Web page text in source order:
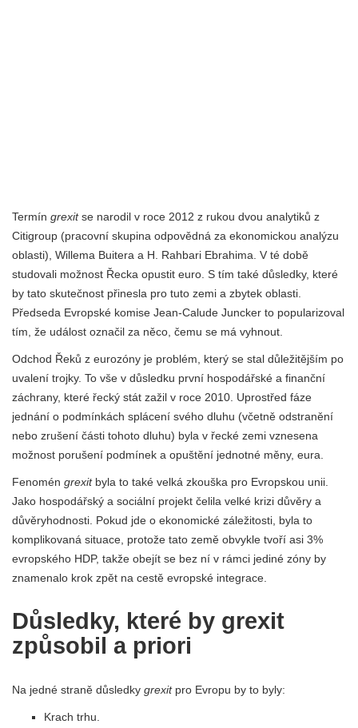
Termín grexitse narodil v roce 2012 z rukou dvou analytiků z
Citigroup (pracovní skupina odpovědná za ekonomickou analýzu
oblasti), Willema Buitera a H. Rahbari Ebrahima. V té době
studovali možnost Řecka opustit euro. S tím také důsledky, které
by tato skutečnost přinesla pro tuto zemi a zbytek oblasti.
Předseda Evropské komise Jean-Calude Juncker to popularizoval
tím, že událost označil za něco, čemu se má vyhnout.
Odchod Řeků z eurozóny je problém, který se stal důležitějším po
uvalení trojky. To vše v důsledku první hospodářské a finanční
záchrany, které řecký stát zažil v roce 2010. Uprostřed fáze
jednání o podmínkách splácení svého dluhu (včetně odstranění
nebo zrušení části tohoto dluhu) byla v řecké zemi vznesena
možnost porušení podmínek a opuštění jednotné měny, eura.
Fenomén grexit byla to také velká zkouška pro Evropskou unii.
Jako hospodářský a sociální projekt čelila velké krizi důvěry a
důvěryhodnosti. Pokud jde o ekonomické záležitosti, byla to
komplikovaná situace, protože tato země obvykle tvoří asi 3%
evropského HDP, takže obejít se bez ní v rámci jediné zóny by
znamenalo krok zpět na cestě evropské integrace.
Důsledky, které by grexit
způsobil a priori
Na jedné straně důsledky grexitpro Evropu by to byly:
Krach trhu.